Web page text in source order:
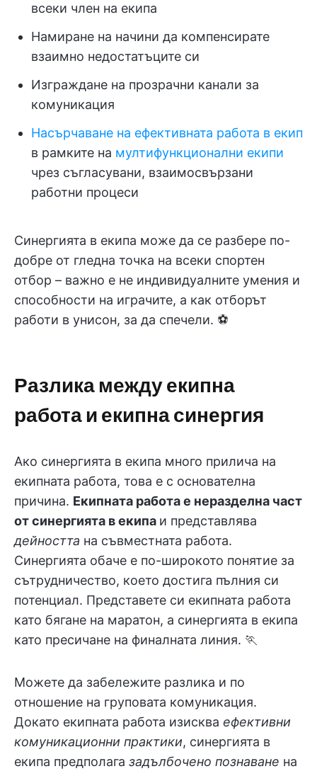
всеки член на екипа
Намиране на начини да компенсирате
взаимно недостатъците си
Изграждане на прозрачни канали за
комуникация
Насърчаване на ефективната работа в екип
в рамките на мултифункционални екипи
чрез съгласувани, взаимосвързани
работни процеси
Синергията в екипа може да се разбере по-
добре от гледна точка на всеки спортен
отбор – важно е не индивидуалните умения и
способности на играчите, а как отборът
работи в унисон, за да спечели. ⚽
Разлика между екипна
работа и екипна синергия
Ако синергията в екипа много прилича на
екипната работа, това е с основателна
причина. Екипната работа е неразделна част
от синергията в екипа и представлява
дейността на съвместната работа.
Синергията обаче е по-широкото понятие за
сътрудничество, което достига пълния си
потенциал. Представете си екипната работа
като бягане на маратон, а синергията в екипа
като пресичане на финалната линия. 🏃
Можете да забележите разлика и по
отношение на груповата комуникация.
Докато екипната работа изисква ефективни
комуникационни практики, синергията в
екипа предполага задълбочено познаване на